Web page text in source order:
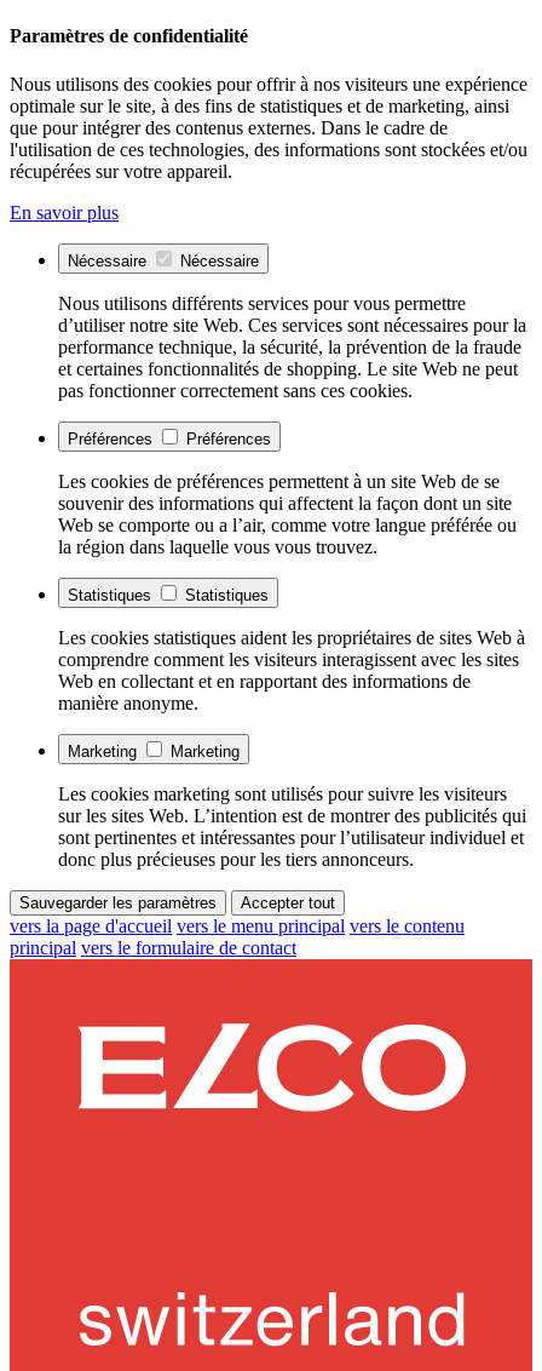
Paramètres de confidentialité
Nous utilisons des cookies pour offrir à nos visiteurs une expérience
optimale sur le site, à des fins de statistiques et de marketing, ainsi
que pour intégrer des contenus externes. Dans le cadre de
l'utilisation de ces technologies, des informations sont stockées et/ou
récupérées sur votre appareil.
En savoir plus
Nécessaire Nécessaire
Nous utilisons différents services pour vous permettre
d’utiliser notre site Web. Ces services sont nécessaires pour la
performance technique, la sécurité, la prévention de la fraude
et certaines fonctionnalités de shopping. Le site Web ne peut
pas fonctionner correctement sans ces cookies.
Préférences Préférences
Les cookies de préférences permettent à un site Web de se
souvenir des informations qui affectent la façon dont un site
Web se comporte ou a l’air, comme votre langue préférée ou
la région dans laquelle vous vous trouvez.
Statistiques Statistiques
Les cookies statistiques aident les propriétaires de sites Web à
comprendre comment les visiteurs interagissent avec les sites
Web en collectant et en rapportant des informations de
manière anonyme.
Marketing Marketing
Les cookies marketing sont utilisés pour suivre les visiteurs
sur les sites Web. L’intention est de montrer des publicités qui
sont pertinentes et intéressantes pour l’utilisateur individuel et
donc plus précieuses pour les tiers annonceurs.
Sauvegarder les paramètres Accepter tout
vers la page d'accueil vers le menu principal vers le contenu
principal vers le formulaire de contact